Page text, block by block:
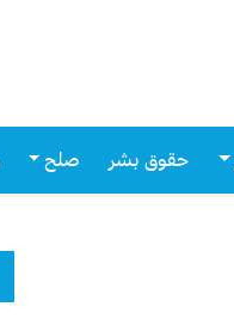
حقوق بشر صلح